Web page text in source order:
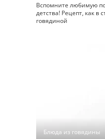
Вспомните любимую
детства! Рецепт, как в
говядиной
Блюда из говядины